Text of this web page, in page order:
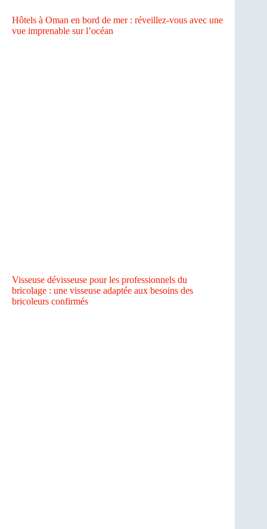
Hôtels à Oman en bord de mer : réveillez-vous avec une
vue imprenable sur l’océan
Visseuse dévisseuse pour les professionnels du
bricolage : une visseuse adaptée aux besoins des
bricoleurs confirmés